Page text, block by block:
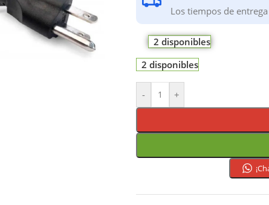
Los tiempos de
2 disponibles
2 disponibles
- +